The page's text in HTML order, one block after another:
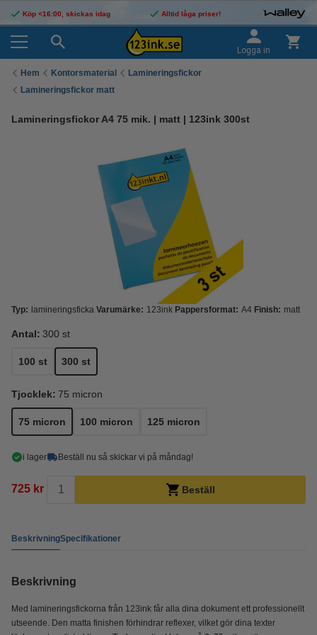
Köp <16:00, skickas idag Alltid låga priser!
Logga in
Hem Kontorsmaterial
Lamineringsfickor
Lamineringsfickor matt
Lamineringsfickor A4 75 mik. | matt | 123ink 300st
Typ: lamineringsficka Varumärke: 123ink Pappersformat: A4 Finish: matt
Antal: 300 st
100 st 300 st
Tjocklek: 75 micron
75 micron 100 micron 125 micron
i lager Beställ nu så skickar vi på måndag!
725 kr Beställ
BeskrivningSpecifikationer
Beskrivning
Med lamineringsfickorna från 123ink får alla dina dokument ett professionellt
utseende. Den matta finishen förhindrar reflexer, vilket gör dina texter